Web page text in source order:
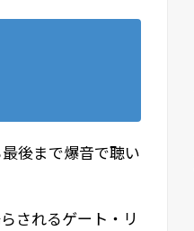
後まで爆音で聴い
されるゲート・リ